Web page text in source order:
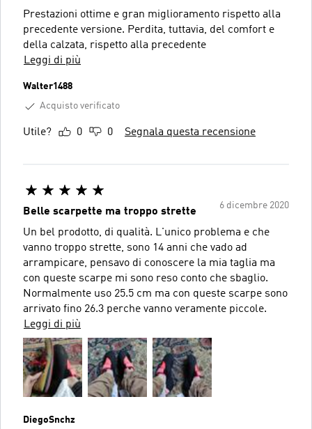
Prestazioni ottime e gran miglioramento rispetto alla
precedente versione. Perdita, tuttavia, del comfort e
della calzata, rispetto alla precedente
Leggi di più
Walter1488
Acquisto verificato
Utile? 0 0 Segnala questa recensione
6 dicembre 2020
Belle scarpette ma troppo strette
Un bel prodotto, di qualità. L'unico problema e che
vanno troppo strette, sono 14 anni che vado ad
arrampicare, pensavo di conoscere la mia taglia ma
con queste scarpe mi sono reso conto che sbaglio.
Normalmente uso 25.5 cm ma con queste scarpe sono
arrivato fino 26.3 perche vanno veramente piccole.
Leggi di più
DiegoSnchz